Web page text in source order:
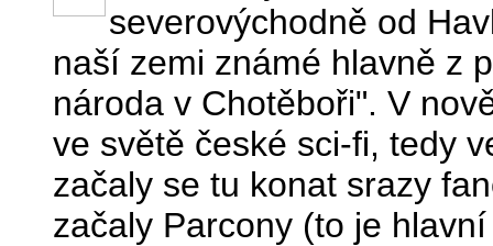
severovýchodně od
naší zemi známé hlavně z
národa v Chotěboři". V
ve světě české sci-fi, tedy
začaly se tu konat srazy
začaly Parcony (to je